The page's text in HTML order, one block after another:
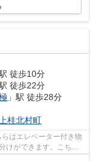
徒歩10分
徒歩22分
」駅 徒歩28分
上桂北村町
はエレベーター付き物
けができます。こちら